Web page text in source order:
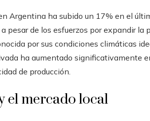
Argentina ha subido un 17% en el
pesar de los esfuerzos por expandir la
por sus condiciones climáticas
ha aumentado significativamente
de producción.
el mercado local